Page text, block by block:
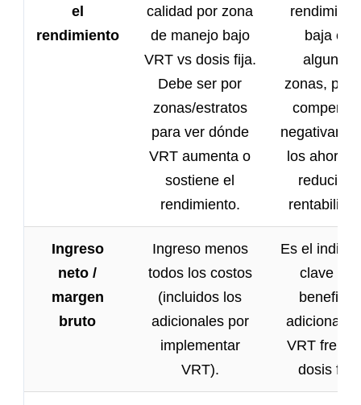
el
rendimiento
calidad por zona
de manejo bajo
VRT vs dosis fija.
Debe ser por
zonas/estratos
para ver dónde
VRT aumenta o
sostiene el
rendimiento.
baja en
algunas
zonas,
los
reducir la
Ingreso
neto /
margen
bruto
Ingreso menos
todos los costos
(incluidos los
adicionales por
implementar
VRT).
Es el
clave del
beneficio
adicional
VRT frente
dosis fija.